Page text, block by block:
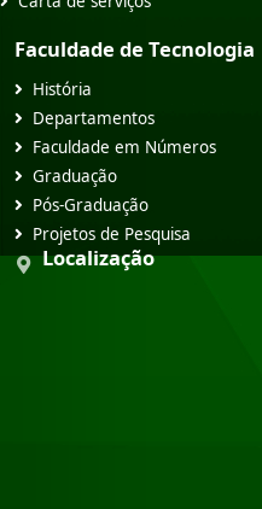
Faculdade de Tecnologia
História
Departamentos
Faculdade em Números
Graduação
Pós-Graduação
Projetos de Pesquisa
Localização